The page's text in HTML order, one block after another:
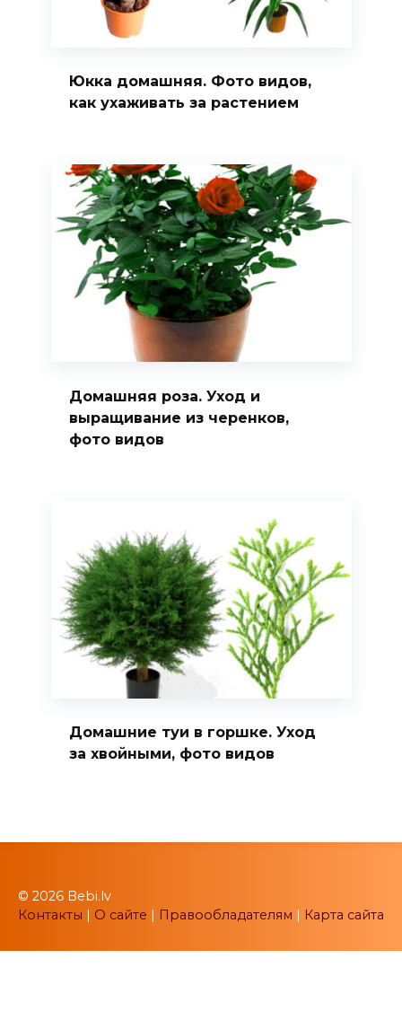
Юкка домашняя. Фото видов,
как ухаживать за растением
Домашняя роза. Уход и
выращивание из черенков,
фото видов
Домашние туи в горшке. Уход
за хвойными, фото видов
© 2026 Bebi.lv
Контакты | О сайте | Правообладателям | Карта сайта